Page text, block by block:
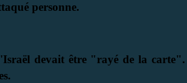
personne.
devait être "rayé de la carte".